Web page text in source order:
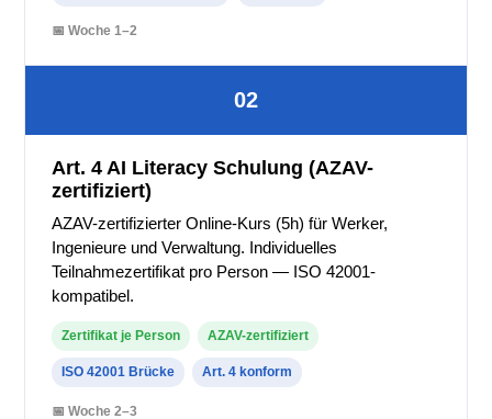
📅 Woche 1–2
02
Art. 4 AI Literacy Schulung (AZAV-
zertifiziert)
AZAV-zertifizierter Online-Kurs (5h) für Werker,
Ingenieure und Verwaltung. Individuelles
Teilnahmezertifikat pro Person — ISO 42001-
kompatibel.
Zertifikat je Person AZAV-zertifiziert
ISO 42001 Brücke Art. 4 konform
📅 Woche 2–3